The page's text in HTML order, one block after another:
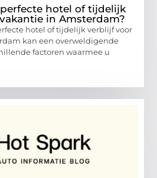
hotel of tijdelijk
in Amsterdam?
hotel of tijdelijk verblijf voor
kan een overweldigende
factoren waarmee u